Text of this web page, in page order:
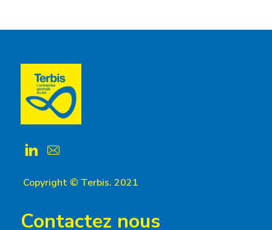
Copyright © Terbis. 2021
Contactez nous